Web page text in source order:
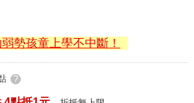
勢孩童上學不中斷！
?